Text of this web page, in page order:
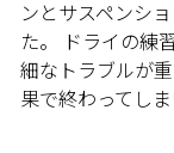
ンとサスペンシ
た。 ドライの練
細なトラブルが
果で終わってしま